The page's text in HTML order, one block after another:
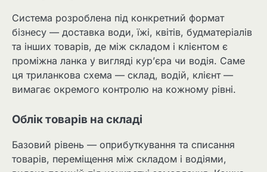
Система розроблена під конкретний формат
бізнесу — доставка води, їжі, квітів, будматеріалів
та інших товарів, де між складом і клієнтом є
проміжна ланка у вигляді кур’єра чи водія. Саме
ця триланкова схема — склад, водій, клієнт —
вимагає окремого контролю на кожному рівні.
Облік товарів на складі
Базовий рівень — оприбуткування та списання
товарів, переміщення між складом і водіями,